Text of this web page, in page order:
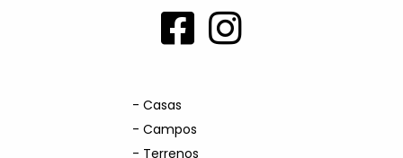
- Casas
- Campos
- Terrenos